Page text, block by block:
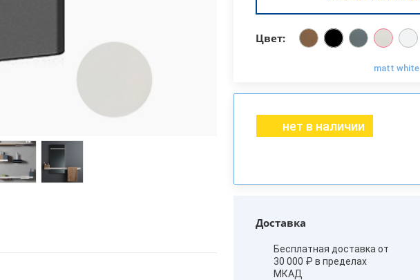
Цвет:
matt white
нет в наличии
Доставка
Бесплатная доставка от
30 000 ₽ в пределах
МКАД